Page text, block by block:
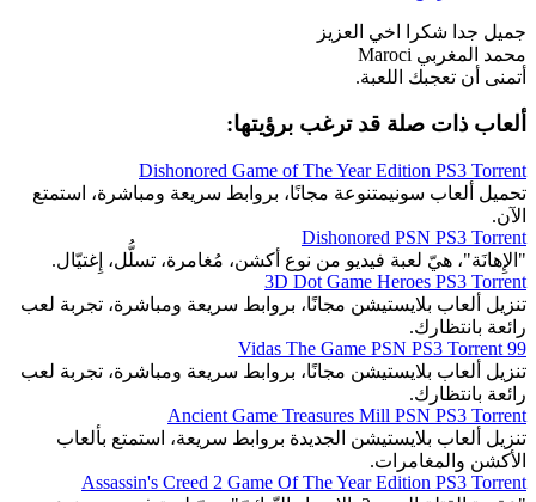
جميل جدا شكرا اخي العزيز
محمد المغربي Maroci
أتمنى أن تعجبك اللعبة.
ألعاب ذات صلة قد ترغب برؤيتها:
Dishonored Game of The Year Edition PS3 Torrent
تحميل ألعاب سونيمتنوعة مجانًا، بروابط سريعة ومباشرة، استمتع
الآن.
Dishonored PSN PS3 Torrent
"الإِهانَة"، هيّ لعبة فيديو من نوع أكشن، مُغامرة، تسلُّل، إِغتيّال.
3D Dot Game Heroes PS3 Torrent
تنزيل ألعاب بلايستيشن مجانًا، بروابط سريعة ومباشرة، تجربة لعب
رائعة بانتظارك.
99 Vidas The Game PSN PS3 Torrent
تنزيل ألعاب بلايستيشن مجانًا، بروابط سريعة ومباشرة، تجربة لعب
رائعة بانتظارك.
Ancient Game Treasures Mill PSN PS3 Torrent
تنزيل ألعاب بلايستيشن الجديدة بروابط سريعة، استمتع بألعاب
الأكشن والمغامرات.
Assassin's Creed 2 Game Of The Year Edition PS3 Torrent